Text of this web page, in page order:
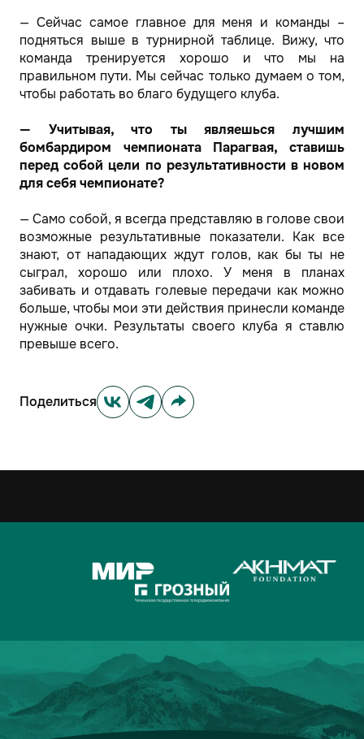
— Сейчас самое главное для меня и команды –
подняться выше в турнирной таблице. Вижу, что
команда тренируется хорошо и что мы на
правильном пути. Мы сейчас только думаем о том,
чтобы работать во благо будущего клуба.
— Учитывая, что ты являешься лучшим
бомбардиром чемпионата Парагвая, ставишь
перед собой цели по результативности в новом
для себя чемпионате?
— Само собой, я всегда представляю в голове свои
возможные результативные показатели. Как все
знают, от нападающих ждут голов, как бы ты не
сыграл, хорошо или плохо. У меня в планах
забивать и отдавать голевые передачи как можно
больше, чтобы мои эти действия принесли команде
нужные очки. Результаты своего клуба я ставлю
превыше всего.
Поделиться